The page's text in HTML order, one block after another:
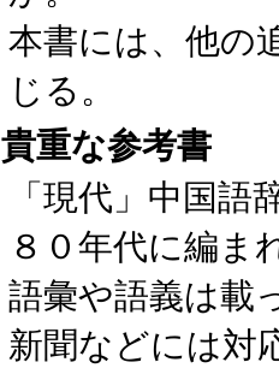
本書には、他の
じる。
貴重な参考書
「現代」中国
８０年代に編ま
語彙や語義は載
新聞などには対